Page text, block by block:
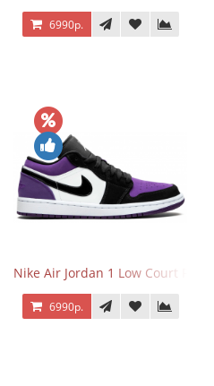
6990р.
Nike Air Jordan 1 Low Court Purple
6990р.